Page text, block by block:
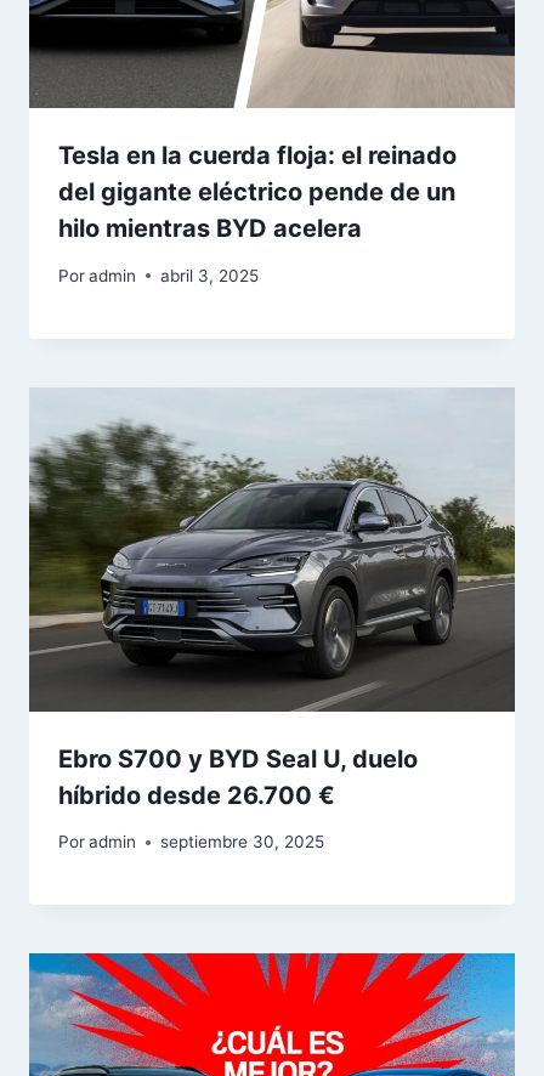
Tesla en la cuerda floja: el reinado
del gigante eléctrico pende de un
hilo mientras BYD acelera
Poradmin abril 3, 2025
Ebro S700 y BYD Seal U, duelo
híbrido desde 26.700 €
Poradmin septiembre 30, 2025